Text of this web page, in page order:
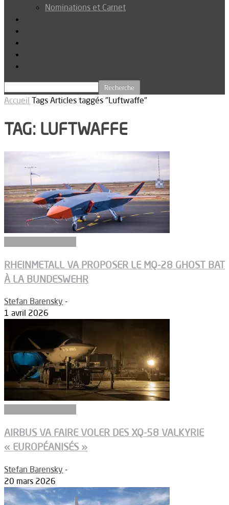
Nominations et Carnet
Accueil Tags Articles taggés "Luftwaffe"
TAG: LUFTWAFFE
RHEINMETALL VA PROPOSER LE MQ-28 GHOST BAT
À LA BUNDESWEHR
Stefan Barensky -
1 avril 2026
AIRBUS VA FAIRE VOLER DES XQ-58 VALKYRIE
« EUROPÉANISÉS »
Stefan Barensky -
20 mars 2026